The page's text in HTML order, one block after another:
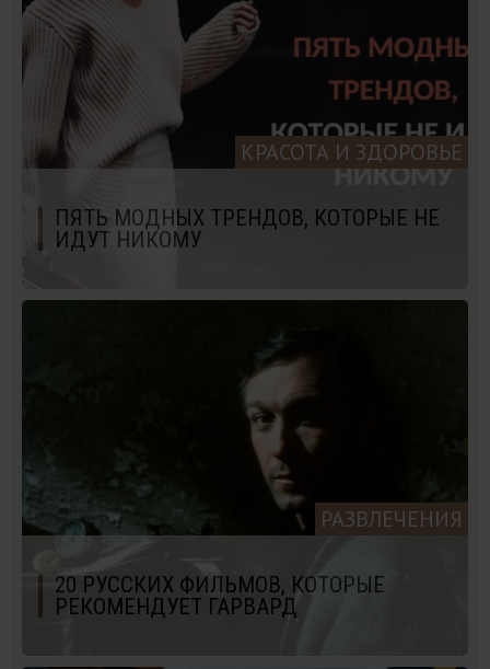
КРАСОТА И ЗДОРОВЬЕ
ПЯТЬ МОДНЫХ ТРЕНДОВ, КОТОРЫЕ НЕ
ИДУТ НИКОМУ
РАЗВЛЕЧЕНИЯ
20 РУССКИХ ФИЛЬМОВ, КОТОРЫЕ
РЕКОМЕНДУЕТ ГАРВАРД